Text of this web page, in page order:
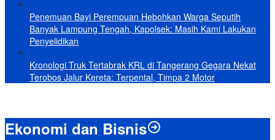
Penemuan Bayi Perempuan Hebohkan Warga Seputih
Banyak Lampung Tengah, Kapolsek: Masih Kami Lakukan
Penyelidikan
Kronologi Truk Tertabrak KRL di Tangerang Gegara Nekat
Terobos Jalur Kereta: Terpental, Timpa 2 Motor
Ekonomi dan Bisnis